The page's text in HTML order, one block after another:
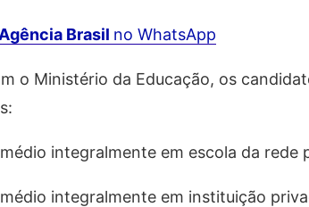
Agência Brasil no WhatsApp
o Ministério da Educação, os
integralmente em escola da rede
integralmente em instituição